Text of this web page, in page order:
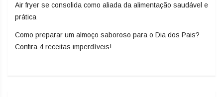
Air fryer se consolida como aliada da alimentação saudável e
prática
Como preparar um almoço saboroso para o Dia dos Pais?
Confira 4 receitas imperdíveis!